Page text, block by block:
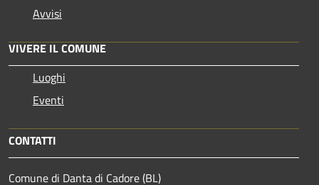
Avvisi
VIVERE IL COMUNE
Luoghi
Eventi
CONTATTI
Comune di Danta di Cadore (BL)